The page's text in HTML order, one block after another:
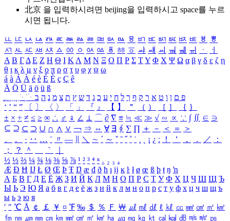
北京 을 입력하시려면 beijing을 입력하시고 space를 누르
시면 됩니다.
ㅥ ㅦ ㅧ ㅨ ㅩ ㅪ ㅫ ㅬ ㅭ ㅮ ㅯ ㅰ ㅱ ㅲ ㅳ ㅴ ㅵ ㅶ ㅷ ㅸ
ㅹ
ㅺ ㅻ ㅼ ㅽ ㅾ ㅿ ㆀ ㆁ ㆂ ㆃ ㆄ ㆅ ㆆ ㆇ ㆈ ㆉ ㆊ ㆋ ㆌ ㆍ
ㆎ
Α Β ΓΔ Ε Ζ Η Θ Ι ΚΛ Μ Ν Ξ Ο Π Ρ Σ ΤΥ Φ Χ Ψ Ω α β γ δ ε ζ η
θ ι κ λ μ ν ξ ο π ρ σ τ υ φ χ ψ ω
á à Á À é è É È ç Ç ê
Ä Ö Ü ä ö ü ß
ִֶֹ ֻּ ׁׂ פ ם ן ו ט א ר ק ף ך ל ח י ע כ ג ד ש ץ ת צ מ נ ה ב
‘ ’ “ ” 〔 〕 〈 〉 「 」 『 』 【 】 ＂ （ ） ［ ］ ｛ ｝
± × ÷ ≠ ≤ ≥ ∞ ∴ ♂ ♀ ∠ ⊥ ⌒ ∂ ∇ ≡ ≒ ≪ ≫ √ ∽ ∝ ∵ ∫ ∬ ∈ ∋
⊆ ⊇ ⊂ ⊃ ∪ ∩ ∧ ∨ ￢ ⇒ ⇔ ∀ ∃ ∮ ∑ ∏ ＋ － ＜ ＝
＞
、
。 · ‥ … ¨ 〃 ― ＼ ∼ ´ ～ ˇ ˘ ˝ ˚ ˙ ¸ ¡ ¿ ː ！ ＇ ， ． ／
：
；
？ ＾ ｀
½ ⅓ ⅔ ¼ ¾ ⅛ ⅜ ⅝ ⅞ ¹ ² ³ ⁴ ⁿ ₁ ₂ ₃ ₄
Æ Ð Ħ Ĳ Ł Ø Œ Þ Ŧ Ŋ æ đ ð ħ ı ĳ ĸ ŀ ł ø œ ß þ ŧ ŋ ŉ
А Б В Г Д Е Ё Ж З И Й К Л М Н О П Р С Т У Ф Х Ц Ч Ш Щ Ъ
Ы Ь Э Ю Я а б в г д е ё ж з и й к л м н о п р с т у ф х ц ч ш щ ъ
ы ь э ю я
′ ″ ℃ Å ￠ ￡ ￥ ¤ ℉ ‰ ＄ ％ Ｆ ￦ ㎕ ㎖ ㎗ ℓ ㎘ ㏄ ㎣ ㎤ ㎥ ㎦
㎙ ㎚ ㎛ ㎜ ㎝ ㎞ ㎟ ㎠ ㎡ ㎢ ㏊ ㎍ ㎎ ㎏ ㏏ ㎈ ㎉ ㏈ ㎧ ㎨ ㎰